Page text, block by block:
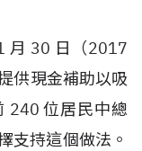
月 30 日（2017
供現金補助以吸
240 位居民中總
支持這個做法。